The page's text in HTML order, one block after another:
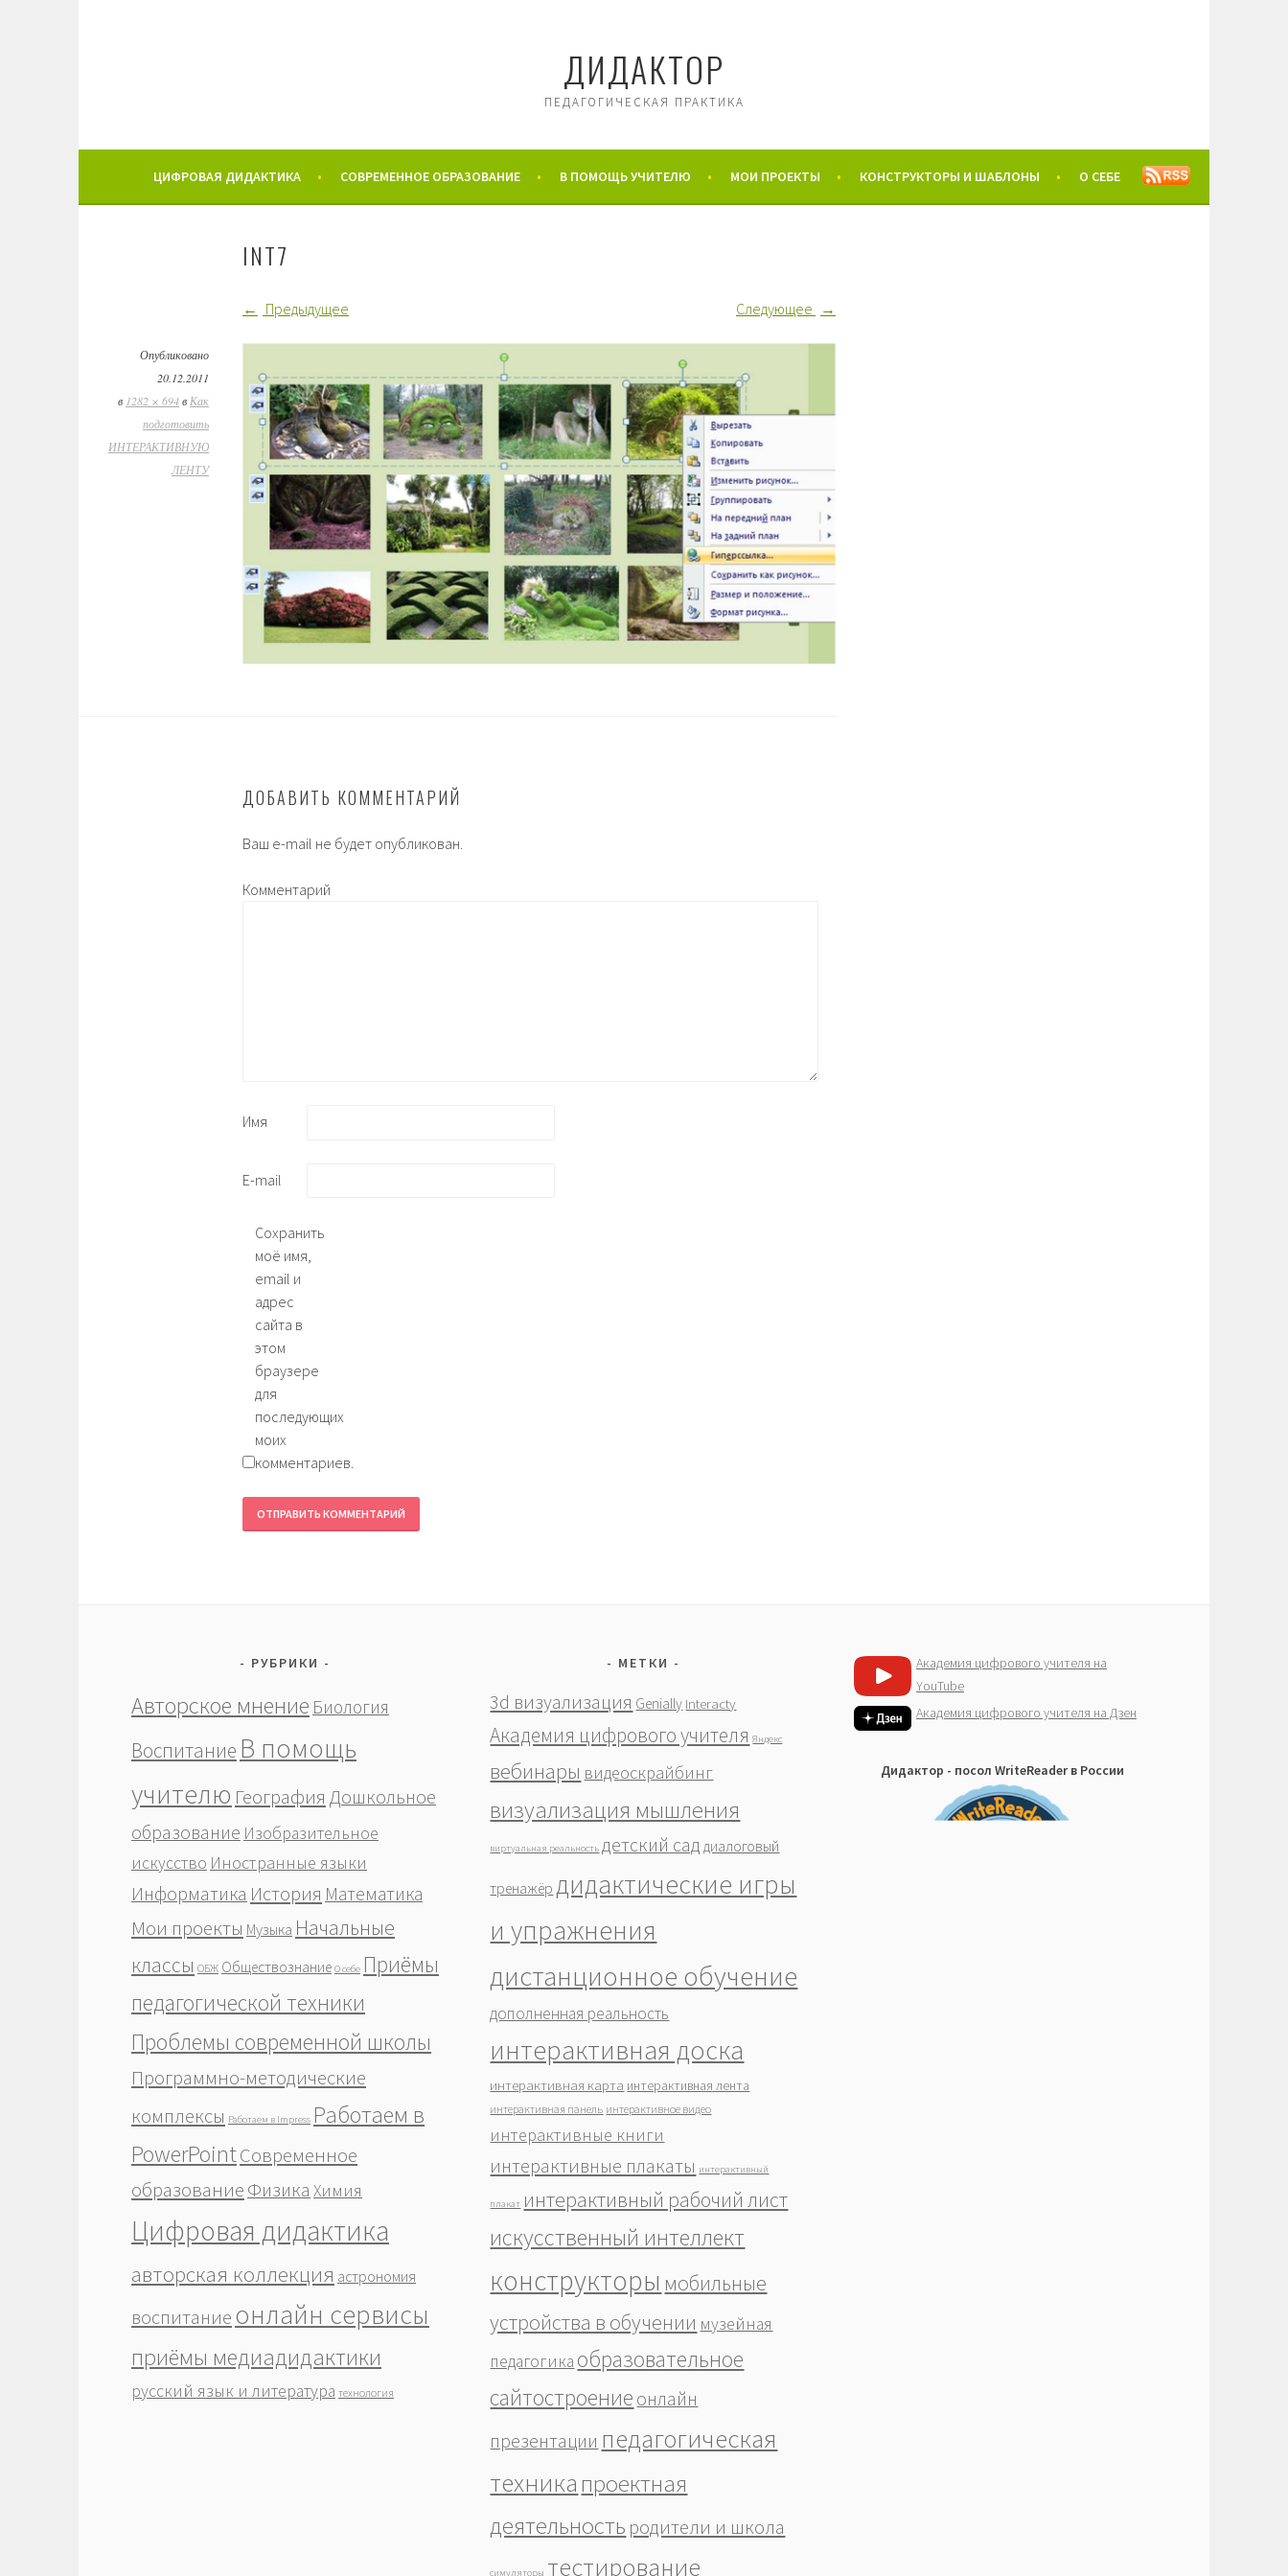
ДИДАКТОР
ПЕДАГОГИЧЕСКАЯ ПРАКТИКА
ЦИФРОВАЯ ДИДАКТИКА СОВРЕМЕННОЕ ОБРАЗОВАНИЕ В ПОМОЩЬ УЧИТЕЛЮ МОИ ПРОЕКТЫ КОНСТРУКТОРЫ И ШАБЛОНЫ О СЕБЕ
INT7
Предыдущее Следующее
Опубликовано
20.12.2011
в 1282 × 694в Как
подготовить
ИНТЕРАКТИВНУЮ
ЛЕНТУ
ДОБАВИТЬ КОММЕНТАРИЙ
Ваш e-mail не будет опубликован.
Комментарий
Имя
E-mail
Сохранить
моё имя,
email и
адрес
сайта в
этом
браузере
для
последующих
моих
комментариев.
РУБРИКИ
Авторское мнение Биология
Воспитание В помощь
учителю География Дошкольное
образование Изобразительное
искусство Иностранные языки
Информатика История Математика
Мои проекты Музыка Начальные
классы ОБЖ Обществознание О себе Приёмы
педагогической техники
Проблемы современной школы
Программно-методические
комплексы Работаем в Impress Работаем в
PowerPointСовременное
образование Физика Химия
Цифровая дидактика
авторская коллекция астрономия
воспитание онлайн сервисы
приёмы медиадидактики
русский язык и литература технология
МЕТКИ
3d визуализация Genially Interacty
Академия цифрового учителя Яндекс
вебинары видеоскрайбинг
визуализация мышления
виртуальная реальность детский сад диалоговый
тренажёр дидактические игры
и упражнения
дистанционное обучение
дополненная реальность
интерактивная доска
интерактивная карта интерактивная лента
интерактивная панель интерактивное видео
интерактивные книги
интерактивные плакаты интерактивный
плакат интерактивный рабочий лист
искусственный интеллект
конструкторы мобильные
устройства в обучении музейная
педагогика образовательное
сайтостроение онлайн
презентации педагогическая
техника проектная
деятельность родители и школа
симуляторы тестирование
Академия цифрового учителя на
YouTube
Академия цифрового учителя на Дзен
Дидактор - посол WriteReader в России